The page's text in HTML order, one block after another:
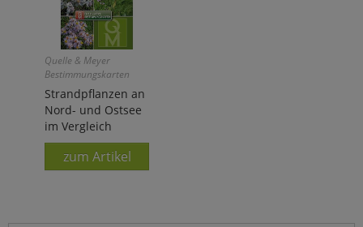
Quelle & Meyer
Bestimmungskarten
Strandpflanzen an
Nord- und Ostsee
im Vergleich
zum Artikel